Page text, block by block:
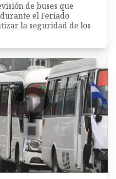
de buses que
el Feriado
la seguridad de los